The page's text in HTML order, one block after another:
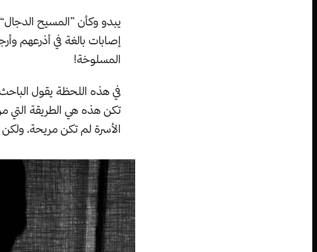
يبدو وكأن ”المسيح
إصابات بالغة في أذرعهم
المسلوخة!
في هذه اللحظة يقول
تكن هذه هي الطريقة التي
الأسرة لم تكن مريحة،